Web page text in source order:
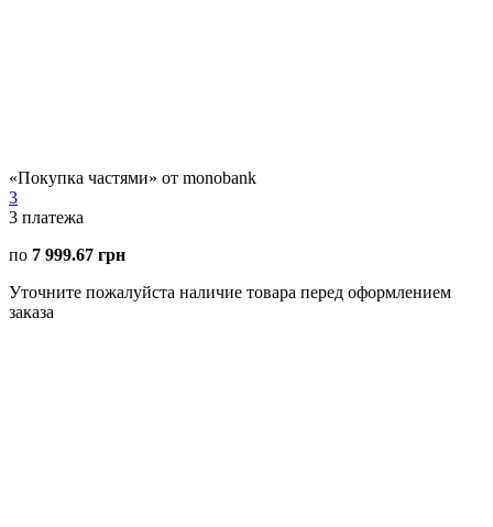
«Покупка частями» от monobank
3
3 платежа
по 7 999.67 грн
Уточните пожалуйста наличие товара перед оформлением
заказа